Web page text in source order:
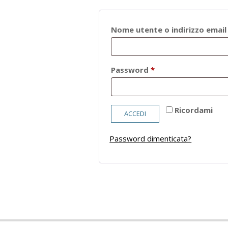
Nome utente o indirizzo
Password*Richiesto
Ricordami
ACCEDI
Password dimenticata?
05-